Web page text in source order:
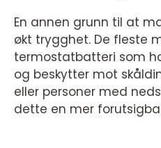
En annen grunn til at
økt trygghet. De fleste
termostatbatteri som
og beskytter mot
eller personer med
dette en mer